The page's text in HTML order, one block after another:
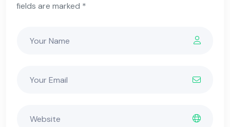
fields are marked *